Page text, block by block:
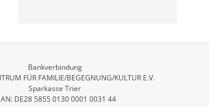
Bankverbindung
FÜR FAMILIE/BEGEGNUNG/KULTUR E.V.
Sparkasse Trier
DE28 5855 0130 0001 0031 44